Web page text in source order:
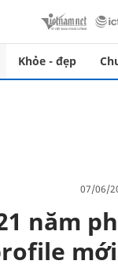
Khỏe - đẹp
07/06/
năm